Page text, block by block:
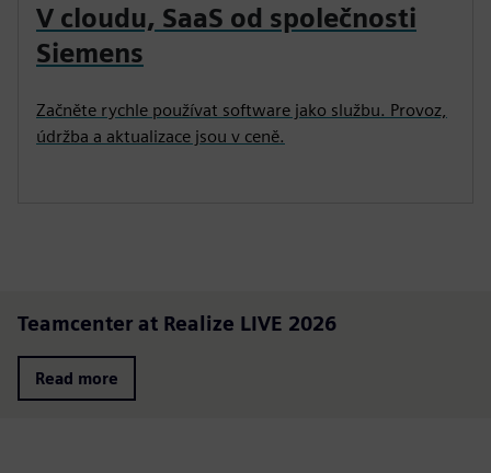
V cloudu, SaaS od společnosti
Siemens
Začněte rychle používat software jako službu. Provoz,
údržba a aktualizace jsou v ceně.
Teamcenter at Realize LIVE 2026
Read more